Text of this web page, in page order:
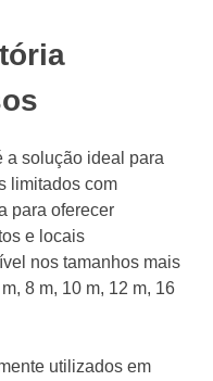
a solução ideal para
limitados com
para oferecer
e locais
nos tamanhos mais
8 m, 10 m, 12 m, 16
utilizados em